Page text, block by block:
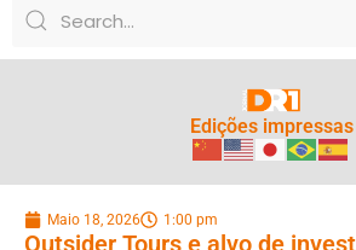
Edições impressas
Maio 18, 2026 1:00 pm
Outsider Tours e alvo de